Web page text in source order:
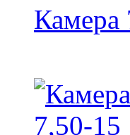
Камера